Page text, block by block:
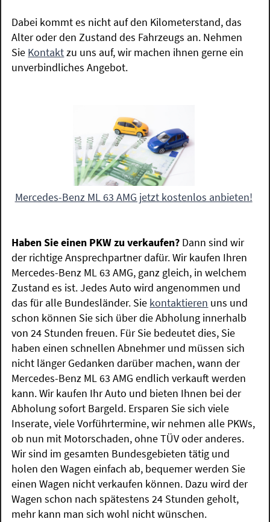
Dabei kommt es nicht auf den Kilometerstand, das
Alter oder den Zustand des Fahrzeugs an. Nehmen
Sie Kontaktzu uns auf, wir machen ihnen gerne ein
unverbindliches Angebot.
Mercedes-Benz ML 63 AMG jetzt kostenlos anbieten!
Haben Sie einen PKW zu verkaufen? Dann sind wir
der richtige Ansprechpartner dafür. Wir kaufen Ihren
Mercedes-Benz ML 63 AMG, ganz gleich, in welchem
Zustand es ist. Jedes Auto wird angenommen und
das für alle Bundesländer. Sie kontaktieren uns und
schon können Sie sich über die Abholung innerhalb
von 24 Stunden freuen. Für Sie bedeutet dies, Sie
haben einen schnellen Abnehmer und müssen sich
nicht länger Gedanken darüber machen, wann der
Mercedes-Benz ML 63 AMG endlich verkauft werden
kann. Wir kaufen Ihr Auto und bieten Ihnen bei der
Abholung sofort Bargeld. Ersparen Sie sich viele
Inserate, viele Vorführtermine, wir nehmen alle PKWs,
ob nun mit Motorschaden, ohne TÜV oder anderes.
Wir sind im gesamten Bundesgebieten tätig und
holen den Wagen einfach ab, bequemer werden Sie
einen Wagen nicht verkaufen können. Dazu wird der
Wagen schon nach spätestens 24 Stunden geholt,
mehr kann man sich wohl nicht wünschen.